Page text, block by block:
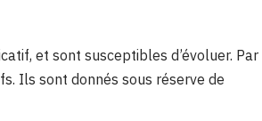
et sont susceptibles d’évoluer. Par
Ils sont donnés sous réserve de